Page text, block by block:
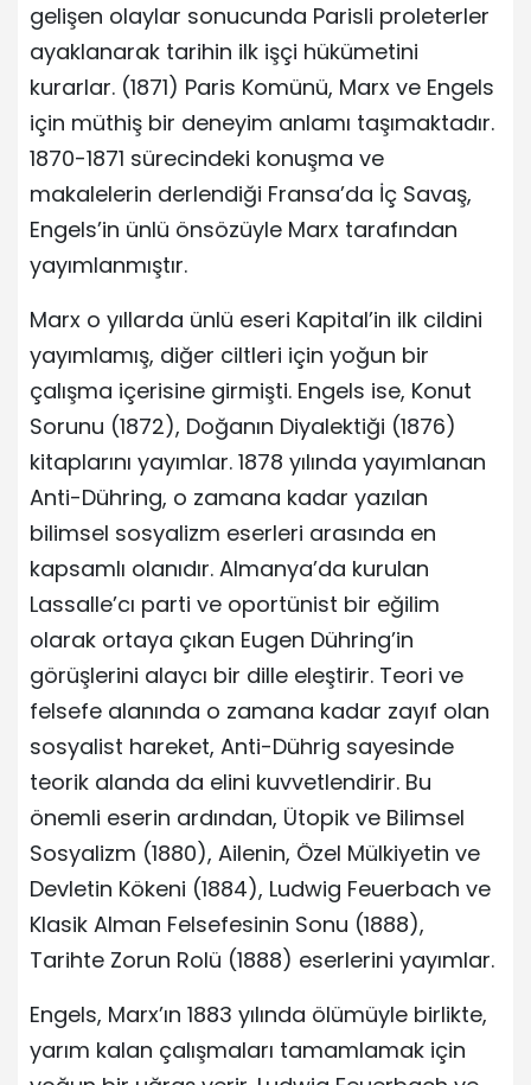
gelişen olaylar sonucunda Parisli proleterler
ayaklanarak tarihin ilk işçi hükümetini
kurarlar. (1871) Paris Komünü, Marx ve Engels
için müthiş bir deneyim anlamı taşımaktadır.
1870-1871 sürecindeki konuşma ve
makalelerin derlendiği Fransa’da İç Savaş,
Engels’in ünlü önsözüyle Marx tarafından
yayımlanmıştır.
Marx o yıllarda ünlü eseri Kapital’in ilk cildini
yayımlamış, diğer ciltleri için yoğun bir
çalışma içerisine girmişti. Engels ise, Konut
Sorunu (1872), Doğanın Diyalektiği (1876)
kitaplarını yayımlar. 1878 yılında yayımlanan
Anti-Dühring, o zamana kadar yazılan
bilimsel sosyalizm eserleri arasında en
kapsamlı olanıdır. Almanya’da kurulan
Lassalle’cı parti ve oportünist bir eğilim
olarak ortaya çıkan Eugen Dühring’in
görüşlerini alaycı bir dille eleştirir. Teori ve
felsefe alanında o zamana kadar zayıf olan
sosyalist hareket, Anti-Dührig sayesinde
teorik alanda da elini kuvvetlendirir. Bu
önemli eserin ardından, Ütopik ve Bilimsel
Sosyalizm (1880), Ailenin, Özel Mülkiyetin ve
Devletin Kökeni (1884), Ludwig Feuerbach ve
Klasik Alman Felsefesinin Sonu (1888),
Tarihte Zorun Rolü (1888) eserlerini yayımlar.
Engels, Marx’ın 1883 yılında ölümüyle birlikte,
yarım kalan çalışmaları tamamlamak için